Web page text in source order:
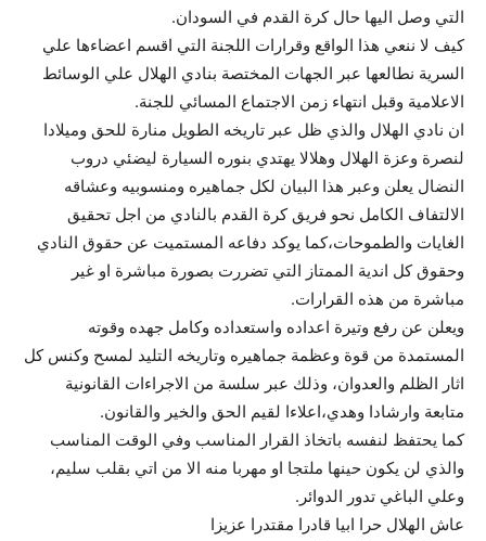
التي وصل اليها حال كرة القدم في السودان.
كيف لا ننعي هذا الواقع وقرارات اللجنة التي اقسم اعضاءها علي
السرية نطالعها عبر الجهات المختصة بنادي الهلال علي الوسائط
الاعلامية وقبل انتهاء زمن الاجتماع المسائي للجنة.
ان نادي الهلال والذي ظل عبر تاريخه الطويل منارة للحق وميلادا
لنصرة وعزة الهلال وهلالا يهتدي بنوره السيارة ليضئي دروب
النضال يعلن وعبر هذا البيان لكل جماهيره ومنسوبيه وعشاقه
الالتفاف الكامل نحو فريق كرة القدم بالنادي من اجل تحقيق
الغايات والطموحات،كما يوكد دفاعه المستميت عن حقوق النادي
وحقوق كل اندية الممتاز التي تضررت بصورة مباشرة او غير
مباشرة من هذه القرارات.
ويعلن عن رفع وتيرة اعداده واستعداده وكامل جهده وقوته
المستمدة من قوة وعظمة جماهيره وتاريخه التليد لمسح وكنس كل
اثار الظلم والعدوان، وذلك عبر سلسة من الاجراءات القانونية
متابعة وارشادا وهدي،اعلاءا لقيم الحق والخير والقانون.
كما يحتفظ لنفسه باتخاذ القرار المناسب وفي الوقت المناسب
والذي لن يكون حينها ملتجا او مهربا منه الا من اتي بقلب سليم،
وعلي الباغي تدور الدوائر.
عاش الهلال حرا ابيا قادرا مقتدرا عزيزا